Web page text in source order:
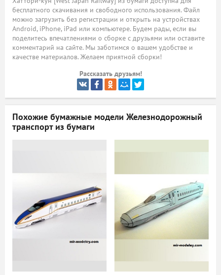
бесплатного скачивания и свободного использования. Файл
можно загрузить без регистрации и открыть на устройствах
Android, iPhone, iPad или компьютере. Будем рады, если вы
поделитесь впечатлениями о сборке с друзьями или оставите
комментарий на сайте. Мы заботимся о вашем удобстве и
качестве материалов. Желаем приятной сборки!
Рассказать друзьям!
Похожие бумажные модели Железнодорожный
транспорт из бумаги